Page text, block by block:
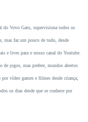
do Vovo Gatu, supervisiona todos os
mas faz um pouco de tudo, desde
e lives para o nosso canal do Youtube.
de jogos, mas prefere, mundos abertos
vídeo games e filmes desde criança,
os dias desde que se conhece por